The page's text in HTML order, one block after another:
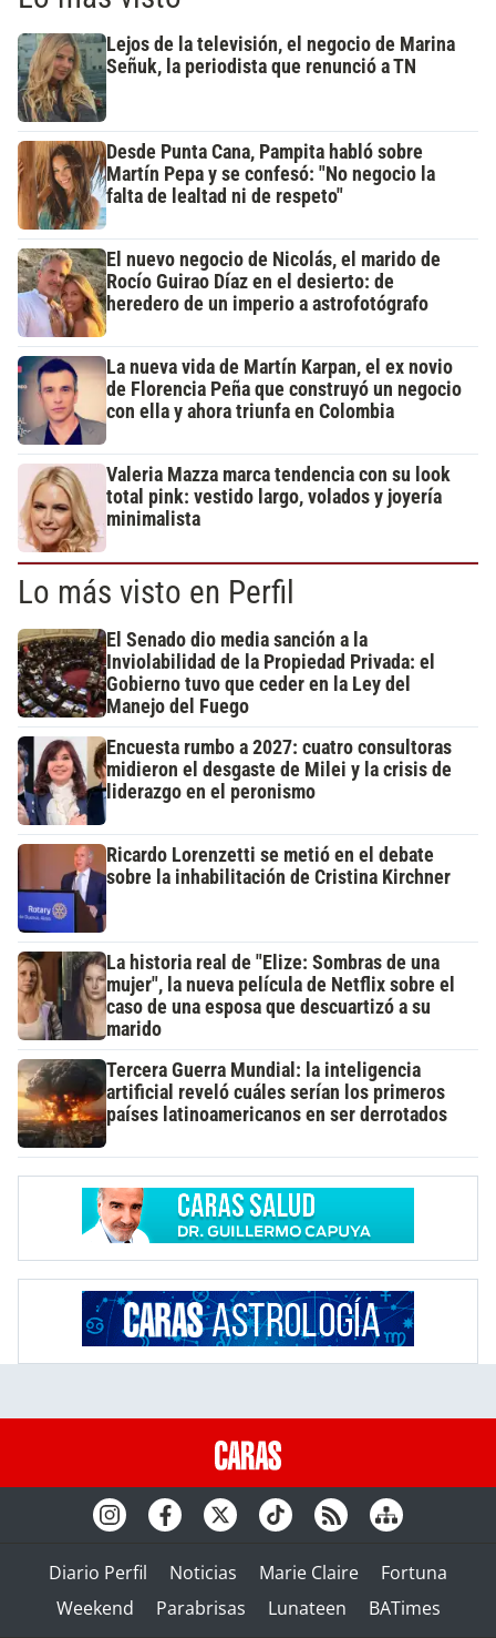
Lejos de la televisión, el negocio de Marina
Señuk, la periodista que renunció a TN
Desde Punta Cana, Pampita habló sobre
Martín Pepa y se confesó: "No negocio la
falta de lealtad ni de respeto"
El nuevo negocio de Nicolás, el marido de
Rocío Guirao Díaz en el desierto: de
heredero de un imperio a astrofotógrafo
La nueva vida de Martín Karpan, el ex novio
de Florencia Peña que construyó un negocio
con ella y ahora triunfa en Colombia
Valeria Mazza marca tendencia con su look
total pink: vestido largo, volados y joyería
minimalista
Lo más visto en Perfil
El Senado dio media sanción a la
Inviolabilidad de la Propiedad Privada: el
Gobierno tuvo que ceder en la Ley del
Manejo del Fuego
Encuesta rumbo a 2027: cuatro consultoras
midieron el desgaste de Milei y la crisis de
liderazgo en el peronismo
Ricardo Lorenzetti se metió en el debate
sobre la inhabilitación de Cristina Kirchner
La historia real de "Elize: Sombras de una
mujer", la nueva película de Netflix sobre el
caso de una esposa que descuartizó a su
marido
Tercera Guerra Mundial: la inteligencia
artificial reveló cuáles serían los primeros
países latinoamericanos en ser derrotados
Diario Perfil Noticias Marie Claire
Fortuna
Weekend
Parabrisas Lunateen BATimes